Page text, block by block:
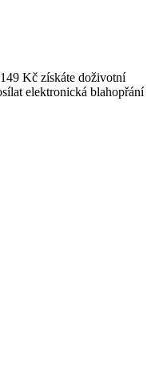
Kč získáte doživotní
elektronická blahopřání